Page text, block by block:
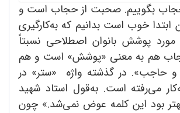
بگوییم. صحبت از حجاب است و
خوب‌ است بدانیم که به‌کارگیری
پوشش بانوان اصطلاحی نسبتاً
هم به معنی «پوشش» است و هم
و حاجب». در گذشته واژه «ستر» در
می‌رفته است. به‌قول استاد شهید
بود این کلمه عوض نمی‌شد.» چون